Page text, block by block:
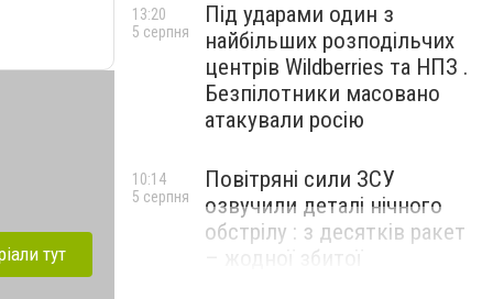
тут
Під ударами один з
найбільших розподільчих
центрів Wildberries та НПЗ .
Безпілотники масовано
атакували росію
13:20
5 серпня
Повітряні сили ЗСУ
озвучили деталі нічного
обстрілу : з десятків ракет
– жодної збитої
10:14
5 серпня